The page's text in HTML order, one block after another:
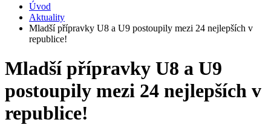
Úvod
Aktuality
Mladší přípravky U8 a U9 postoupily mezi 24 nejlepších v
republice!
Mladší přípravky U8 a U9
postoupily mezi 24 nejlepších v
republice!